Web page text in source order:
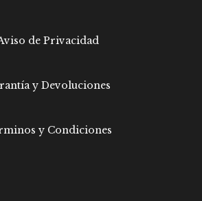
de Privacidad
y Devoluciones
y Condiciones